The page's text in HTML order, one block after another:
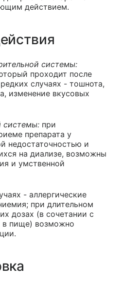
действием.
системы:
проходит после
случаях - тошнота,
изменение вкусовых
системы: при
препарата у
недостаточностью и
на диализе, возможны
и умственной
- аллергические
при длительном
дозах (в сочетании с
пище) возможно